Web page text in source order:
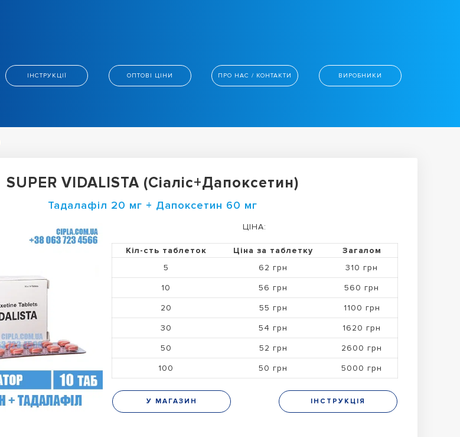
ІНСТРУКЦІЇ ОПТОВІ ЦІНИ ПРО НАС / КОНТАКТИ ВИРОБНИКИ
SUPER VIDALISTA (Сіаліс+Дапоксетин)
Тадалафіл 20 мг + Дапоксетин 60 мг
ЦІНА:
Кіл-сть таблеток Ціна за таблетку
Загалом
5
62 грн
310 грн
10
56 грн
560 грн
20
55 грн
1100 грн
30
54 грн
1620 грн
50
52 грн
2600 грн
100
50 грн 5000 грн
У МАГАЗИН ІНСТРУКЦІЯ